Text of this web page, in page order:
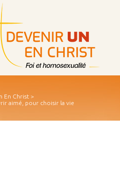
En Christ >
aimé, pour choisir la vie